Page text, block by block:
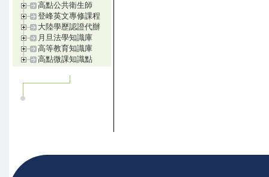
高點公共衛生師
登峰英文專修課程
大陸學歷認證代辦
月旦法學知識庫
高等教育知識庫
高點微課知識點